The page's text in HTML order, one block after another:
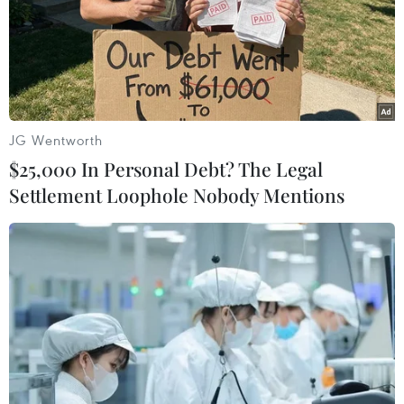
hoặc được sản xuất toàn bộ tại Việt Nam theo
quy định tại Điều 8 Thông tư; hàng hóa có xuất
xứ không thuần túy hoặc không được sản xuất
toàn bộ tại Việt Nam nhưng trải qua công đoạn
gia công, chế biến cuối cùng tại Việt Nam làm
thay đổi cơ bản tính chất của hàng hóa theo quy
định tại Điều 9 của Thông tư.
tổ chức, cá nhân chỉ được phép lựa chọn một
trong các cách quy định tại khoản 2 Điều 4 để
thể hiện hàng hóa là hàng hóa của Việt Nam.
Tức là, chỉ có thể lựa chọn cụm từ phù hợp nhất
với quy trình sản xuất, gia công, chế biến của
họ.
JG Wentworth
$25,000 In Personal Debt? The Legal
Settlement Loophole Nobody Mentions